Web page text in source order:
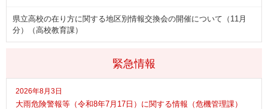
緊急情報
2026年8月3日
大雨危険警報等（令和8年7月17日）に関する情報（危機管理課）
県立高校の在り方に関する地区別情報交換会の開催について（11月
分）（高校教育課）